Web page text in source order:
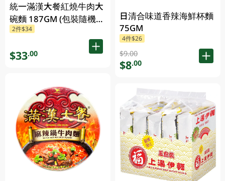
統一滿漢大餐紅燒牛肉大
碗麵 187GM (包裝隨機發
放)
2件$34
$33.00
日清合味道香辣海鮮杯麵
75GM
4件$26
$9.00
$8.00